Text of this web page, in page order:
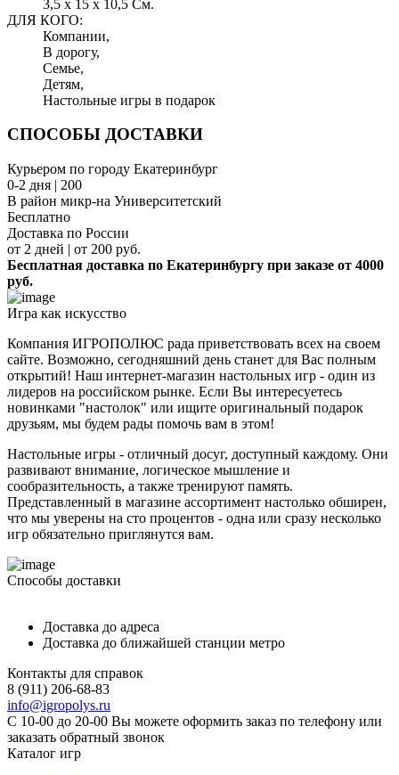
3,5 x 15 x 10,5 См.
ДЛЯ КОГО:
Компании,
В дорогу,
Семье,
Детям,
Настольные игры в подарок
СПОСОБЫ ДОСТАВКИ
Курьером по городу Екатеринбург
0-2 дня | 200
В район микр-на Университетский
Бесплатно
Доставка по России
от 2 дней | от 200 руб.
Бесплатная доставка по Екатеринбургу при заказе от 4000
руб.
Игра как искусство
Компания ИГРОПОЛЮС рада приветствовать всех на своем
сайте. Возможно, сегодняшний день станет для Вас полным
открытий! Наш интернет-магазин настольных игр - один из
лидеров на российском рынке. Если Вы интересуетесь
новинками "настолок" или ищите оригинальный подарок
друзьям, мы будем рады помочь вам в этом!
Настольные игры - отличный досуг, доступный каждому. Они
развивают внимание, логическое мышление и
сообразительность, а также тренируют память.
Представленный в магазине ассортимент настолько обширен,
что мы уверены на сто процентов - одна или сразу несколько
игр обязательно приглянутся вам.
Способы доставки
Доставка до адреса
Доставка до ближайшей станции метро
Контакты для справок
8 (911) 206-68-83
info@igropolys.ru
С 10-00 до 20-00 Вы можете оформить заказ по телефону или
заказать обратный звонок
Каталог игр